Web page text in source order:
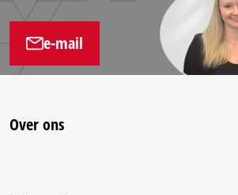
e-mail
Over ons